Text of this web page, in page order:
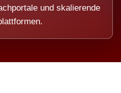
und skalierende